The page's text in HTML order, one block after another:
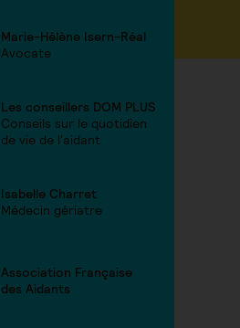
Marie-Hélène Isern-Réal
Avocate
Les conseillers DOM PLUS
Conseils sur le quotidien
de vie de l'aidant
Isabelle Charret
Médecin gériatre
Association Française
des Aidants